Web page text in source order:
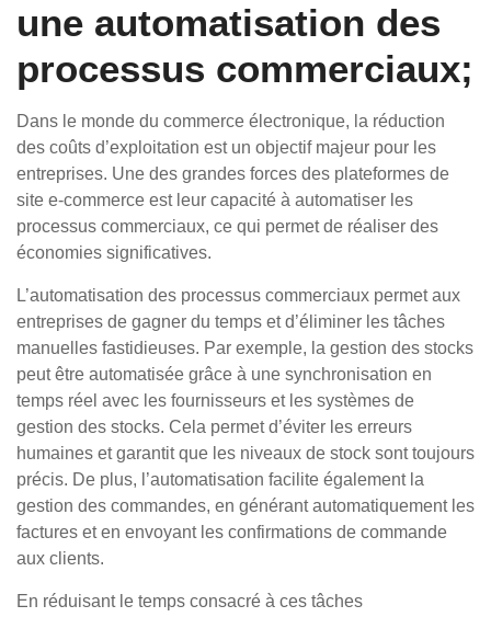
une automatisation des
processus commerciaux;
Dans le monde du commerce électronique, la réduction
des coûts d’exploitation est un objectif majeur pour les
entreprises. Une des grandes forces des plateformes de
site e-commerce est leur capacité à automatiser les
processus commerciaux, ce qui permet de réaliser des
économies significatives.
L’automatisation des processus commerciaux permet aux
entreprises de gagner du temps et d’éliminer les tâches
manuelles fastidieuses. Par exemple, la gestion des stocks
peut être automatisée grâce à une synchronisation en
temps réel avec les fournisseurs et les systèmes de
gestion des stocks. Cela permet d’éviter les erreurs
humaines et garantit que les niveaux de stock sont toujours
précis. De plus, l’automatisation facilite également la
gestion des commandes, en générant automatiquement les
factures et en envoyant les confirmations de commande
aux clients.
En réduisant le temps consacré à ces tâches